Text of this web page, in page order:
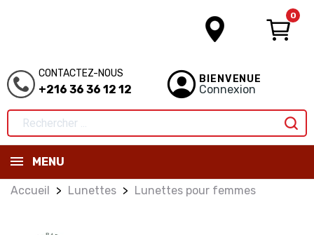
0
CONTACTEZ-NOUS
+216 36 36 12 12
BIENVENUE
Connexion
MENU
Accueil Lunettes Lunettes pour femmes